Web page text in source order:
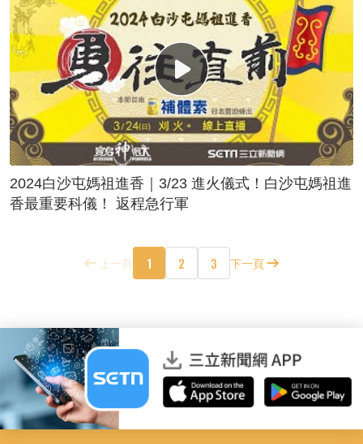
2024白沙屯媽祖進香｜3/23 進火儀式！白沙屯媽祖進
香最重要科儀！ 返程急行軍
上一頁 1 2 3 下一頁